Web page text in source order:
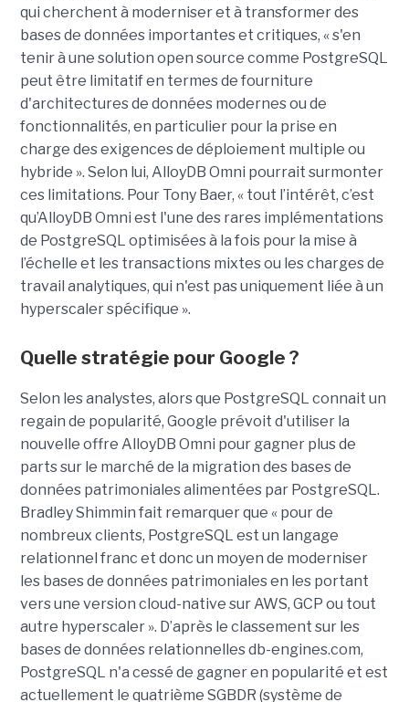
qui cherchent à moderniser et à transformer des
bases de données importantes et critiques, « s'en
tenir à une solution open source comme PostgreSQL
peut être limitatif en termes de fourniture
d'architectures de données modernes ou de
fonctionnalités, en particulier pour la prise en
charge des exigences de déploiement multiple ou
hybride ». Selon lui, AlloyDB Omni pourrait surmonter
ces limitations. Pour Tony Baer, « tout l’intérêt, c’est
qu’AlloyDB Omni est l'une des rares implémentations
de PostgreSQL optimisées à la fois pour la mise à
l’échelle et les transactions mixtes ou les charges de
travail analytiques, qui n'est pas uniquement liée à un
hyperscaler spécifique ».
Quelle stratégie pour Google ?
Selon les analystes, alors que PostgreSQL connait un
regain de popularité, Google prévoit d'utiliser la
nouvelle offre AlloyDB Omni pour gagner plus de
parts sur le marché de la migration des bases de
données patrimoniales alimentées par PostgreSQL.
Bradley Shimmin fait remarquer que « pour de
nombreux clients, PostgreSQL est un langage
relationnel franc et donc un moyen de moderniser
les bases de données patrimoniales en les portant
vers une version cloud-native sur AWS, GCP ou tout
autre hyperscaler ». D’après le classement sur les
bases de données relationnelles db-engines.com,
PostgreSQL n'a cessé de gagner en popularité et est
actuellement le quatrième SGBDR (système de